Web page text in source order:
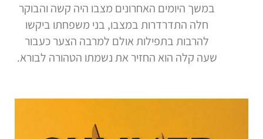
במשך היומים האחרונים מצבו היה קשה והבוקר
חלה התדרדרות במצבו, בני משפחתו ביקשו
להרבות בתפילות אולם למרבה הצער כעבור
שעה קלה הוא החזיר את נשמתו הטהורה לבורא.